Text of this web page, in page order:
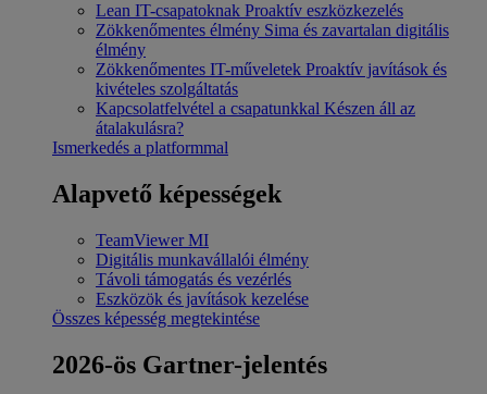
Lean IT-csapatoknak Proaktív eszközkezelés
Zökkenőmentes élmény Sima és zavartalan digitális
élmény
Zökkenőmentes IT-műveletek Proaktív javítások és
kivételes szolgáltatás
Kapcsolatfelvétel a csapatunkkal Készen áll az
átalakulásra?
Ismerkedés a platformmal
Alapvető képességek
TeamViewer MI
Digitális munkavállalói élmény
Távoli támogatás és vezérlés
Eszközök és javítások kezelése
Összes képesség megtekintése
2026-ös Gartner-jelentés